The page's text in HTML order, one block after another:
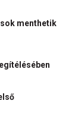
menthetik